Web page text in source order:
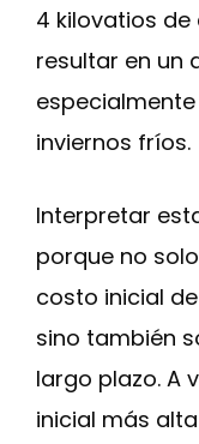
4 kilovatios de
resultar en un
inviernos fríos.
Interpretar
porque no
costo inicial
sino también
largo plazo. A
inicial más